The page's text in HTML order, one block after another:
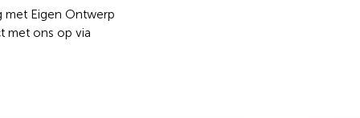
met Eigen Ontwerp
met ons op via